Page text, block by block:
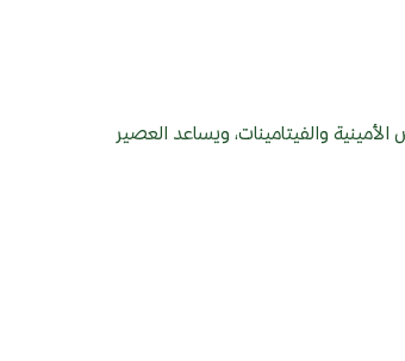
والفيتامينات، ويساعد العصير